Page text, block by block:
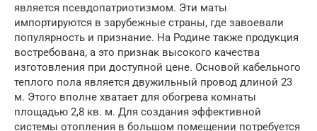
является псевдопатриотизмом. Эти маты
импортируются в зарубежные страны, где завоевали
популярность и признание. На Родине также продукция
востребована, а это признак высокого качества
изготовления при доступной цене. Основой кабельного
теплого пола является двужильный провод длиной 23
м. Этого вполне хватает для обогрева комнаты
площадью 2,8 кв. м. Для создания эффективной
системы отопления в большом помещении потребуется